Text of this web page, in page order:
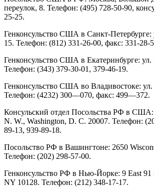
переулок, 8. Телефон: (495) 728-50-90,
25-25.
Генконсульство США в Санкт-Петербурге:
15. Телефон: (812) 331-26-00, факс: 331-28-
Генконсульство США в Екатеринбурге: ул.
Телефон: (343) 379-30-01, 379-46-19.
Генконсульство США во Владивостоке:
Телефон: (4232) 300—070, факс: 499—372.
Консульский отдел Посольства РФ в США:
N. W., Washington, D. C. 20007. Телефон:
89-13, 939-89-18.
Посольство РФ в Вашингтоне: 2650
Телефон: (202) 298-57-00.
Генконсульство РФ в Нью-Йорке: 9 East 91
NY 10128. Телефон: (212) 348-17-17.